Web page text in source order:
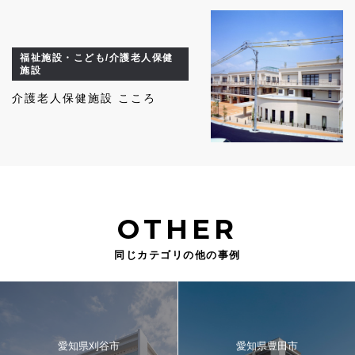
福祉施設・こども/介護老人保健
施設
介護老人保健施設 こころ
OTHER
同じカテゴリの他の事例
愛知県刈谷市 愛知県豊田市